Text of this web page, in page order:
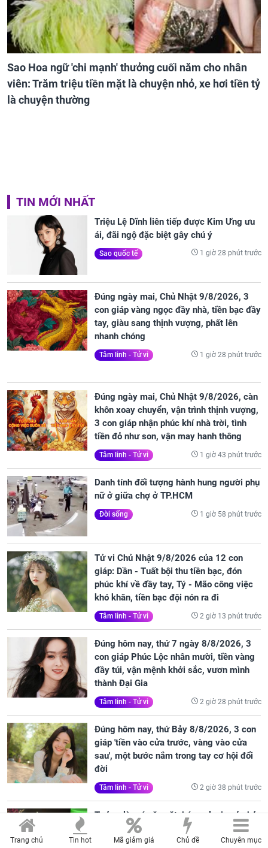
Sao Hoa ngữ 'chi mạnh' thưởng cuối năm cho nhân
viên: Trăm triệu tiền mặt là chuyện nhỏ, xe hơi tiền tỷ
là chuyện thường
TIN MỚI NHẤT
Triệu Lệ Dĩnh liên tiếp được Kim Ưng ưu
ái, đãi ngộ đặc biệt gây chú ý
Sao quốc tế 1 giờ 28 phút trước
Đúng ngày mai, Chủ Nhật 9/8/2026, 3
con giáp vàng ngọc đầy nhà, tiền bạc đầy
tay, giàu sang thịnh vượng, phất lên
nhanh chóng
Tâm linh - Tử vi 1 giờ 28 phút trước
Đúng ngày mai, Chủ Nhật 9/8/2026, càn
khôn xoay chuyển, vận trình thịnh vượng,
3 con giáp nhận phúc khí nhà trời, tình
tiền đỏ như son, vận may hanh thông
Tâm linh - Tử vi 1 giờ 43 phút trước
Danh tính đối tượng hành hung người phụ
nữ ở giữa chợ ở TP.HCM
Đời sống 1 giờ 58 phút trước
Tử vi Chủ Nhật 9/8/2026 của 12 con
giáp: Dần - Tuất bội thu tiền bạc, đón
phúc khí về đầy tay, Tý - Mão công việc
khó khăn, tiền bạc đội nón ra đi
Tâm linh - Tử vi 2 giờ 13 phút trước
Đúng hôm nay, thứ 7 ngày 8/8/2026, 3
con giáp Phúc Lộc nhân mười, tiền vàng
đầy túi, vận mệnh khởi sắc, vươn mình
thành Đại Gia
Tâm linh - Tử vi 2 giờ 28 phút trước
Đúng hôm nay, thứ Bảy 8/8/2026, 3 con
giáp 'tiền vào cửa trước, vàng vào cửa
sau', một bước nắm trong tay cơ hội đổi
đời
Tâm linh - Tử vi 2 giờ 38 phút trước
Tưởng là món ăn vặt, hóa ra loại quả nhỏ
bé này có nhiều công dụng tốt cho sức
Trang chủ Tin hot Mã giảm giá Chủ đề Chuyên mục